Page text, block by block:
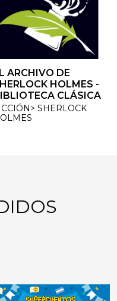
ARCHIVO DE
HOLMES -
CLÁSICA
SHERLOCK
ARCHIVO DE
HOLMES -
CLÁSICA
SHERLOCK